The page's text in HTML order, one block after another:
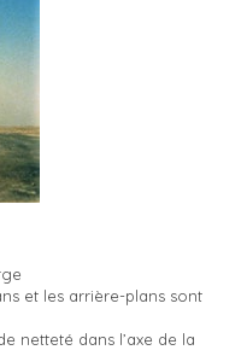
et les arrière-plans sont
netteté dans l’axe de la